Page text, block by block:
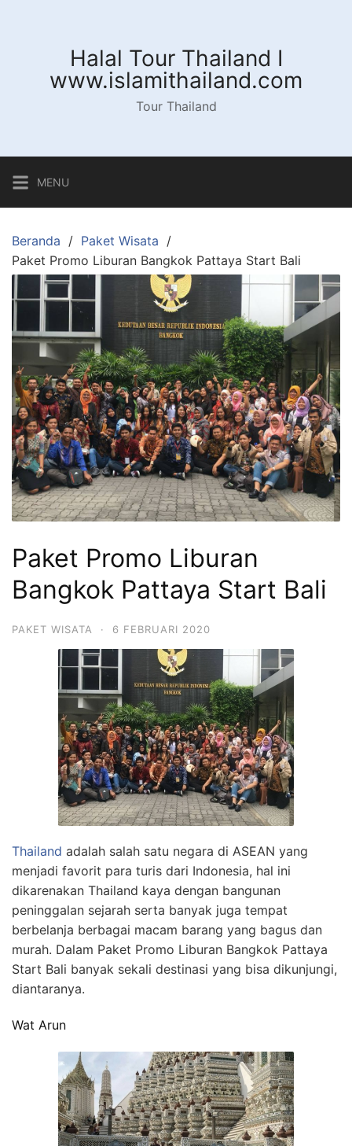
Halal Tour Thailand I
www.islamithailand.com
Tour Thailand
MENU
Beranda
Paket Wisata
Paket Promo Liburan Bangkok Pattaya Start Bali
Paket Promo Liburan
Bangkok Pattaya Start Bali
PAKET WISATA · 6 FEBRUARI 2020
Thailand adalah salah satu negara di ASEAN yang
menjadi favorit para turis dari Indonesia, hal ini
dikarenakan Thailand kaya dengan bangunan
peninggalan sejarah serta banyak juga tempat
berbelanja berbagai macam barang yang bagus dan
murah. Dalam Paket Promo Liburan Bangkok Pattaya
Start Bali banyak sekali destinasi yang bisa dikunjungi,
diantaranya.
Wat Arun